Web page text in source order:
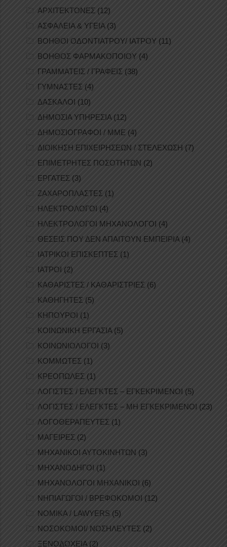
ΑΡΧΙΤΕΚΤΟΝΕΣ (12)
ΑΣΦΑΛΕΙΑ & ΥΓΕΙΑ(3)
ΒΟΗΘΟΙ ΟΔΟΝΤΙΑΤΡΟΥ/ ΙΑΤΡΟΥ (11)
ΒΟΗΘΟΣ ΦΑΡΜΑΚΟΠΟΙΟΥ (4)
ΓΡΑΜΜΑΤΕΙΣ / ΓΡΑΦΕΙΣ (38)
ΓΥΜΝΑΣΤΕΣ (4)
ΔΑΣΚΑΛΟΙ (10)
ΔΗΜΟΣΙΑ ΥΠΗΡΕΣΙΑ(12)
ΔΗΜΟΣΙΟΓΡΑΦΟΙ / ΜΜΕ (4)
ΔΙΟΙΚΗΣΗ ΕΠΙΧΕΙΡΗΣΕΩΝ / ΣΤΕΛΕΧΩΣΗ (7)
ΕΠΙΜΕΤΡΗΤΕΣ ΠΟΣΟΤΗΤΩΝ (2)
ΕΡΓΑΤΕΣ (3)
ΖΑΧΑΡΟΠΛΑΣΤΕΣ (1)
ΗΛΕΚΤΡΟΛΟΓΟΙ (4)
ΗΛΕΚΤΡΟΛΟΓΟΙ ΜΗΧΑΝΟΛΟΓΟΙ (4)
ΘΕΣΕΙΣ ΠΟΥ ΔΕΝ ΑΠΑΙΤΟΥΝ ΕΜΠΕΙΡΙΑ (4)
ΙΑΤΡΙΚΟΙ ΕΠΙΣΚΕΠΤΕΣ (1)
ΙΑΤΡΟΙ (2)
ΚΑΘΑΡΙΣΤΕΣ / ΚΑΘΑΡΙΣΤΡΙΕΣ (6)
ΚΑΘΗΓΗΤΕΣ (5)
ΚΗΠΟΥΡΟΙ (1)
ΚΟΙΝΩΝΙΚΗ ΕΡΓΑΣΙΑ(5)
ΚΟΙΝΩΝΙΟΛΟΓΟΙ (3)
ΚΟΜΜΩΤΕΣ (1)
ΚΡΕΟΠΩΛΕΣ (1)
ΛΟΓΙΣΤΕΣ / ΕΛΕΓΚΤΕΣ – ΕΓΚΕΚΡΙΜΕΝΟΙ (5)
ΛΟΓΙΣΤΕΣ / ΕΛΕΓΚΤΕΣ – ΜΗ ΕΓΚΕΚΡΙΜΕΝΟΙ (23)
ΛΟΓΟΘΕΡΑΠΕΥΤΕΣ (1)
ΜΑΓΕΙΡΕΣ (2)
ΜΗΧΑΝΙΚΟΙ ΑΥΤΟΚΙΝΗΤΩΝ (3)
ΜΗΧΑΝΟΔΗΓΟΙ (1)
ΜΗΧΑΝΟΛΟΓΟΙ ΜΗΧΑΝΙΚΟΙ (6)
ΝΗΠΙΑΓΩΓΟΙ / ΒΡΕΦΟΚΟΜΟΙ (12)
ΝΟΜΙΚΑ / LAWYERS (5)
ΝΟΣΟΚΟΜΟΙ/ ΝΟΣΗΛΕΥΤΕΣ (2)
ΞΕΝΟΔΟΧΕΙΑ(2)